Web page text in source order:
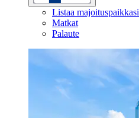
Listaa majoituspaikkasi
Matkat
Palaute